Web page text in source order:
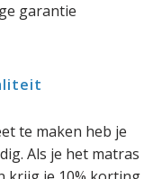
garantie
te maken heb je
Als je het matras